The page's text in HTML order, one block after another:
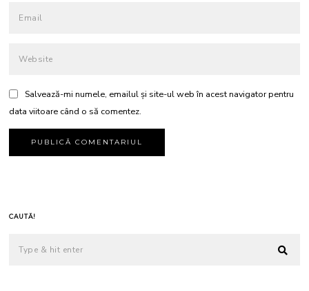
Salvează-mi numele, emailul și site-ul web în acest navigator pentru
data viitoare când o să comentez.
CAUTĂ!